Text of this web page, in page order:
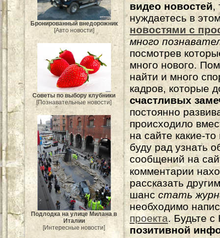
Бронированный внедорожник
[Авто новости]
Советы по выбору клубники
[Познавательные новости]
Подлодка на улице Милана в
Италии
[Интересные новости]
видео новостей,
нуждаетесь в
новостями с
много
посмотрев
много нового.
найти и много
кадров, которые
счастливых
постоянно
происходило
на сайте какие-
буду рад узнать
сообщений на
комментарии
рассказать
шанс стать
необходимо
проекта. Будьте
позитивной